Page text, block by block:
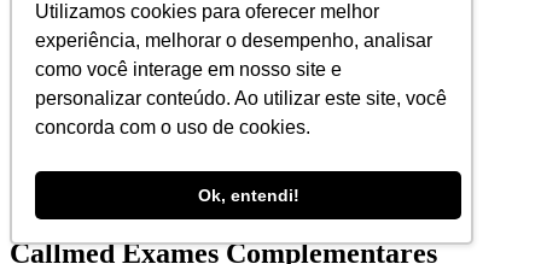
Utilizamos cookies para oferecer melhor
experiência, melhorar o desempenho, analisar
como você interage em nosso site e
personalizar conteúdo. Ao utilizar este site, você
concorda com o uso de cookies.
Ok, entendi!
Golden Service
Callmed Exames Complementares